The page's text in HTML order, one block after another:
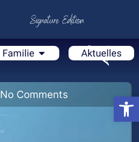
Familie Aktuelles
No Comments